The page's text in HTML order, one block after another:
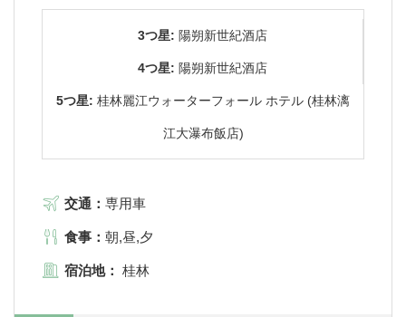
3つ星: 陽朔新世紀酒店
4つ星: 陽朔新世紀酒店
5つ星: 桂林麗江ウォーターフォール ホテル (桂林漓
江大瀑布飯店)
交通： 専用車
食事： 朝,昼,夕
宿泊地： 桂林